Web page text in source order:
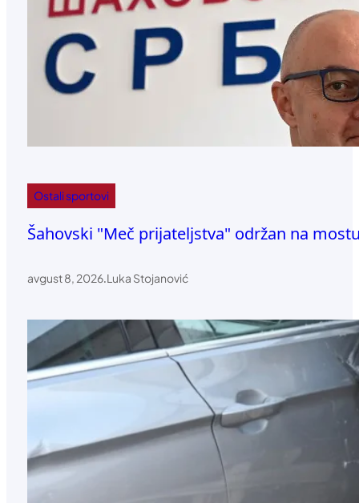
Ostali sportovi
Šahovski "Meč prijateljstva" održan na
avgust 8, 2026.Luka Stojanović